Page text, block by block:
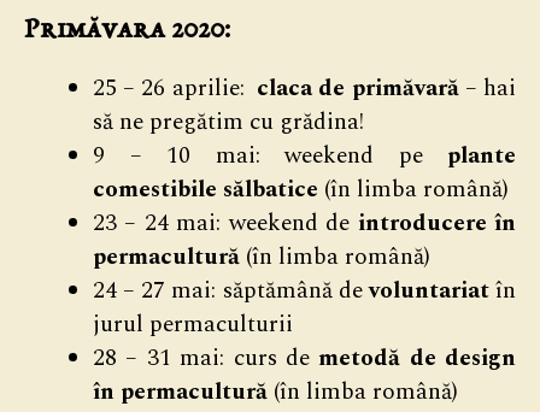
Primăvara 2020:
25 – 26 aprilie: claca de primăvară– hai
să ne pregătim cu grădina!
9 – 10 mai: weekend pe plante
comestibile sălbatice (în limba română)
23 – 24 mai: weekend de introducere în
permacultură (în limba română)
24 – 27 mai: săptămână devoluntariatîn
jurul permaculturii
28 – 31 mai: curs demetodă de design
în permacultură (în limba română)